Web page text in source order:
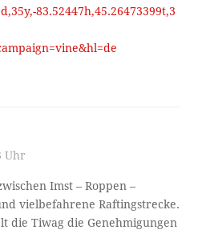
83.52447h,45.26473399t,3
Uhr
Imst – Roppen –
vielbefahrene Raftingstrecke.
die Tiwag die Genehmigungen